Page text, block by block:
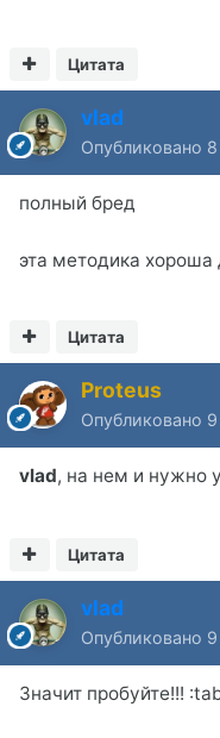
Цитата
vlad
Опубликовано
полный бред
эта методика хороша
Цитата
Proteus
Опубликовано
vlad, на нем и нужно
Цитата
vlad
Опубликовано
Значит пробуйте!!!